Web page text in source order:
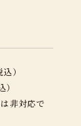
込）
）
非対応で